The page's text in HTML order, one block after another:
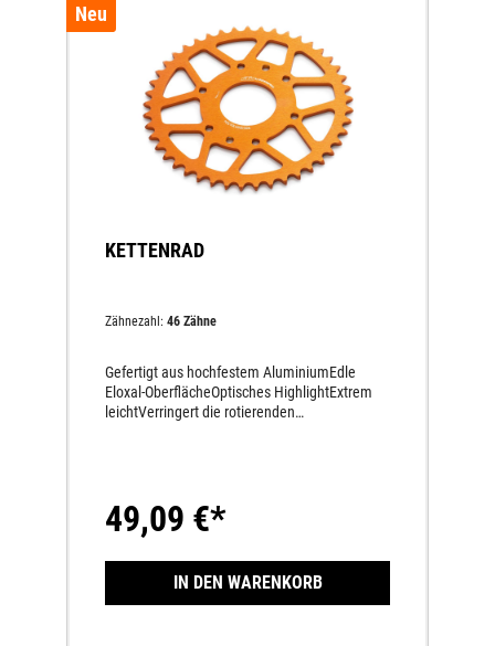
Neu
KETTENRAD
Zähnezahl: 46 Zähne
Gefertigt aus hochfestem AluminiumEdle
Eloxal-OberflächeOptisches HighlightExtrem
leichtVerringert die rotierenden
49,09 €*
IN DEN WARENKORB